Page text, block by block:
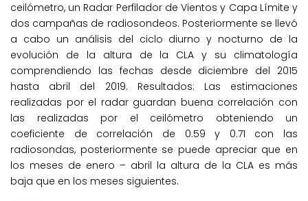
ceilómetro, un Radar Perfilador de Vientos y Capa Límite y
dos campañas de radiosondeos. Posteriormente se llevó
a cabo un análisis del ciclo diurno y nocturno de la
evolución de la altura de la CLA y su climatología
comprendiendo las fechas desde diciembre del 2015
hasta abril del 2019. Resultados: Las estimaciones
realizadas por el radar guardan buena correlación con
las realizadas por el ceilómetro obteniendo un
coeficiente de correlación de 0.59 y 0.71 con las
radiosondas, posteriormente se puede apreciar que en
los meses de enero – abril la altura de la CLA es más
baja que en los meses siguientes.